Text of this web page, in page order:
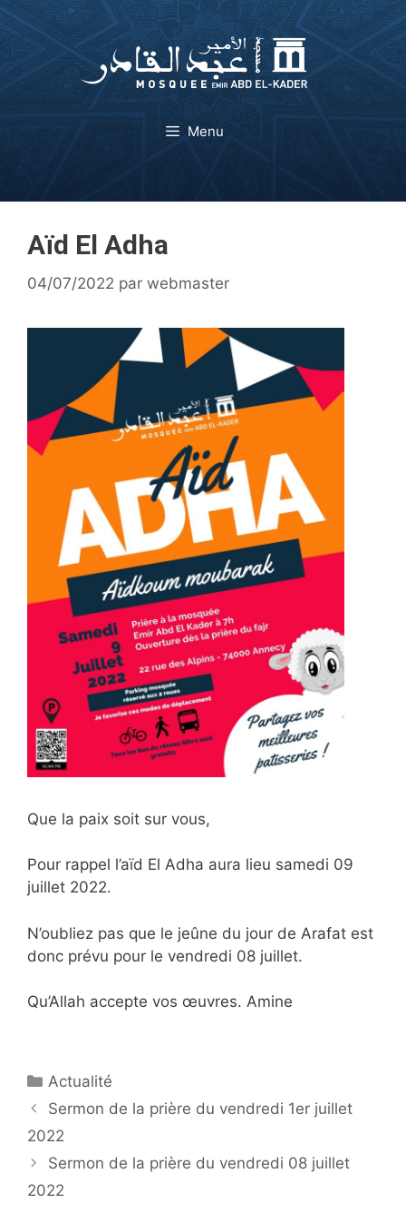
Aller
au
contenu
Menu
Aïd El Adha
04/07/2022 par webmaster
Que la paix soit sur vous,
Pour rappel l’aïd El Adha aura lieu samedi 09
juillet 2022.
N’oubliez pas que le jeûne du jour de Arafat est
donc prévu pour le vendredi 08 juillet.
Qu’Allah accepte vos œuvres. Amine
Catégories
Actualité
Navigation
des
Sermon de la prière du vendredi 1er juillet
2022
Sermon de la prière du vendredi 08 juillet
2022